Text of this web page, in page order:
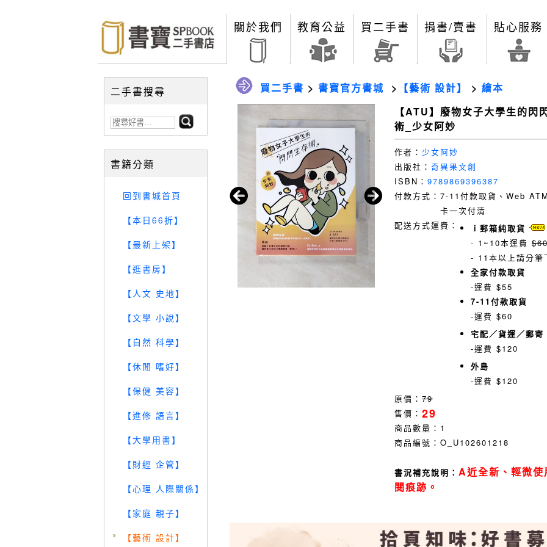
關於我們 教育公益 買二手書 捐書/賣書 貼心服務
二手書搜尋
書籍分類
回到書城首頁
【本日66折】
【最新上架】
【逛書房】
【人文 史地】
【文學 小說】
【自然 科學】
【休閒 嗜好】
【保健 美容】
【進修 語言】
【大學用書】
【財經 企管】
【心理 人際關係】
【家庭 親子】
【藝術 設計】
買二手書 > 書寶官方書城 > 【藝術 設計】 > 繪本
【ATU】廢物女子大學生的閃
術_少女阿妙
作者： 少女阿妙
出版社： 奇異果文創
ISBN： 9789869396387
付款方式： 7-11付款取貨、Web
卡一次付清
配送方式運費：
ｉ郵箱純取貨
- 1~10本運費
- 11本以上請分筆
全家付款取貨
-運費 $55
7-11付款取貨
-運費 $60
宅配／貨運／郵寄
-運費 $120
外島
-運費 $120
原價： 79
售價： 29
商品數量： 1
商品編號： O_U102601218
書況補充說明： A近全新、輕微使
閱痕跡。